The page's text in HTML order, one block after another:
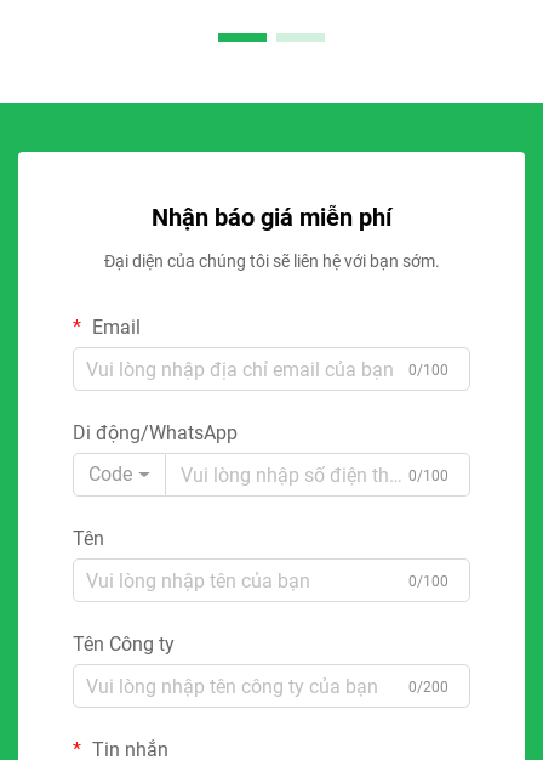
Nhận báo giá miễn phí
Đại diện của chúng tôi sẽ liên hệ với bạn sớm.
Email
0/100
Di động/WhatsApp
Code
0/100
Tên
0/100
Tên Công ty
0/200
Tin nhắn